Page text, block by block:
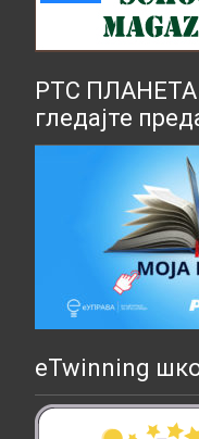
РТС ПЛАНЕТА
гледајте
eTwinning